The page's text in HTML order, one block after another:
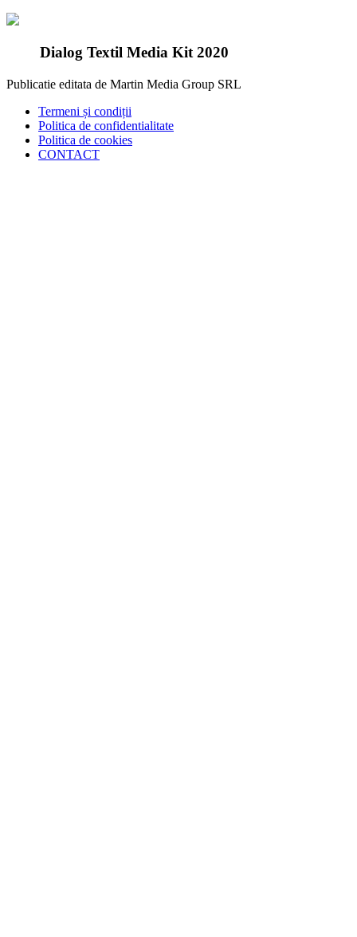
Dialog Textil Media Kit 2020
Publicatie editata de Martin Media Group SRL
Termeni și condiții
Politica de confidentialitate
Politica de cookies
CONTACT